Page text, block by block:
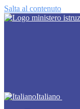
Salta al contenuto
Italiano